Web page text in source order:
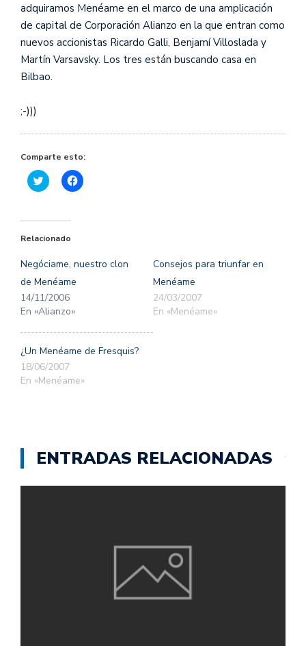
adquiramos Menéame en el marco de una amplicación
de capital de Corporación Alianzo en la que entran como
nuevos accionistas Ricardo Galli, Benjamí Villoslada y
Martín Varsavsky. Los tres están buscando casa en
Bilbao.
;-)))
Comparte esto:
Haz
clic
Twitter
abre
una
ventana
nueva)
Haz
clic
ventana
Relacionado
Negóciame, nuestro clon
de Menéame
14/11/2006
En «Alianzo»
Consejos para triunfar en
Menéame
24/03/2007
En «Menéame»
¿Un Menéame de Fresquis?
18/06/2007
En «Menéame»
ENTRADAS RELACIONADAS